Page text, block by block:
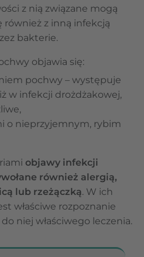
z nią związane mogą
również z inną infekcją
bakterie.
objawia się:
pochwy – występuje
w infekcji drożdżakowej,
o nieprzyjemnym, rybim
objawy infekcji
również alergią,
lub rzeżączką. W ich
właściwe rozpoznanie
niej właściwego leczenia.